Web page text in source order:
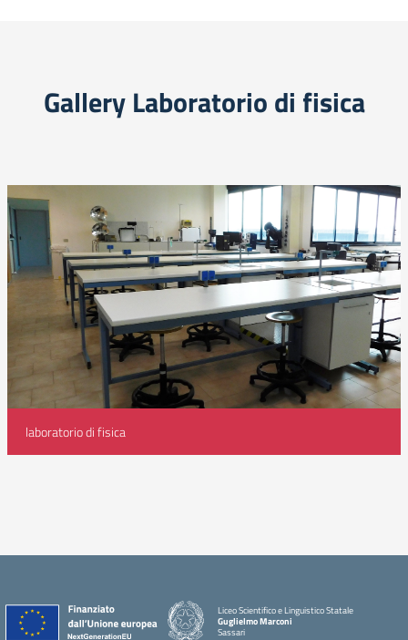
Gallery Laboratorio di fisica
laboratorio di fisica
Liceo Scientifico e Linguistico Statale
Guglielmo Marconi
Sassari